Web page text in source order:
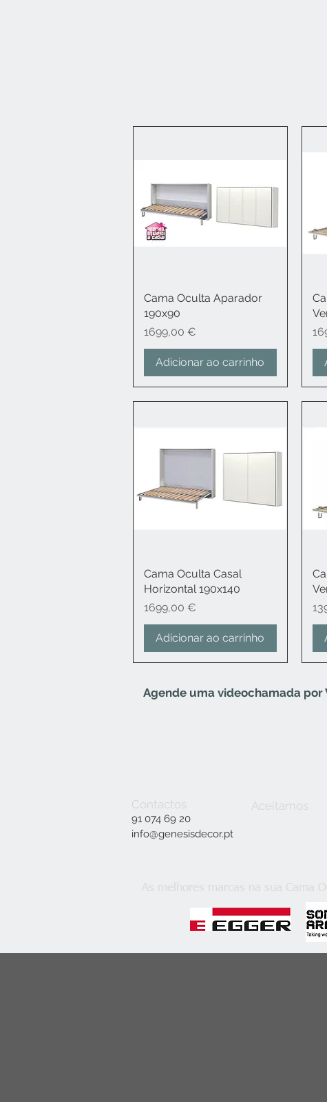
Visualização rápida
Cama Oculta Aparador
190x90
Preço
1699,00 €
Adicionar ao carrinho
Visualização rápida
Cama Oculta Casal
Horizontal 190x140
Preço
1699,00 €
Adicionar ao carrinho
Agende uma videochamada por
Contactos
91 074 69 20
info@genesisdecor.pt
Aceitamos